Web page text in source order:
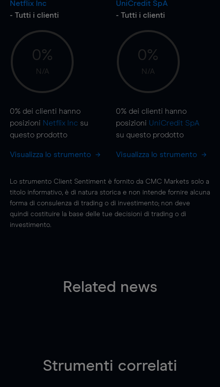
Netflix Inc
- Tutti i clienti
0%
N/A
0% dei clienti hanno
posizioni Netflix Inc su
questo prodotto
Visualizza lo strumento
UniCredit SpA
- Tutti i clienti
0%
N/A
0% dei clienti hanno
posizioni UniCredit SpA
su questo prodotto
Visualizza lo strumento
Lo strumento Client Sentiment è fornito da CMC Markets solo a
titolo informativo, è di natura storica e non intende fornire alcuna
forma di consulenza di trading o di investimento; non deve
quindi costituire la base delle tue decisioni di trading o di
investimento.
Related news
Strumenti correlati